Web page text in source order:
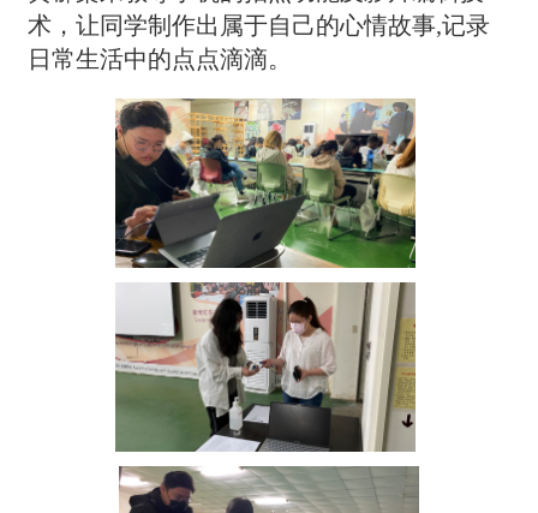
术，让同学制作出属于自己的心情故事,记录
日常生活中的点点滴滴。